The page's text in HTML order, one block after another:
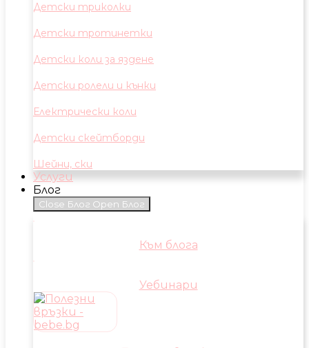
Детски триколки
Детски тротинетки
Детски коли за яздене
Детски ролели и кънки
Електрически коли
Детски скейтборди
Шейни, ски
Услуги
Блог
Close Блог Open Блог
Към блога
Уебинари